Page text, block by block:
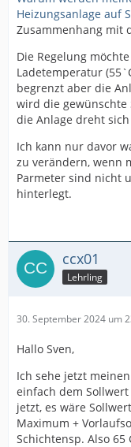
Heizungsanlage auf
Zusammenhang mit
Die Regelung
Ladetemperatur
begrenzt aber die
wird die
die Anlage dreht
Ich kann nur davor
zu verändern, wenn
Parmeter sind nicht
hinterlegt.
ccx01
Lehrling
30. September 2024 um
Hallo Sven,
Ich sehe jetzt
einfach dem
jetzt, es wäre
Maximum +
Schichtensp. Also 65